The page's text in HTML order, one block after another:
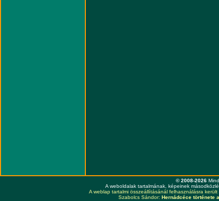
© 2008-2026
A weboldalak tartalmának, képeinek
A weblap tartalmi összeállításánál felhasználásra
Szabolcs Sándor: Hernádcéce története